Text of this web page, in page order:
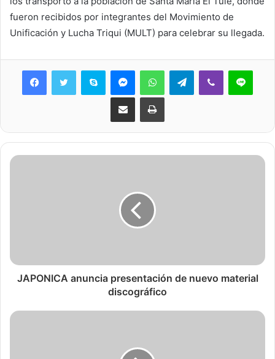
fueron recibidos por integrantes del Movimiento de
Unificación y Lucha Triqui (MULT) para celebrar su llegada.
Skype MessengerWhatsAppTelegramViber Line
Share via Email Print
JAPONICA anuncia presentación de nuevo material
discográfico